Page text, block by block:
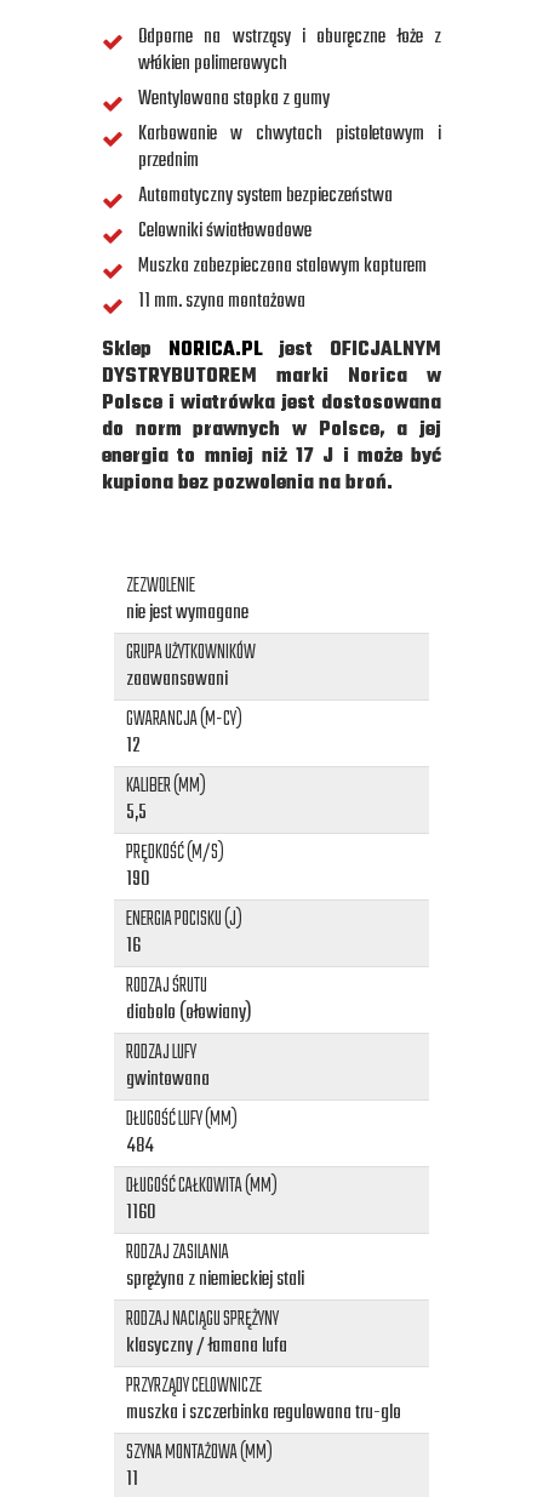
Odporne na wstrząsy i oburęczne łoże z
włókien polimerowych
Wentylowana stopka z gumy
Karbowanie w chwytach pistoletowym i
przednim
Automatyczny system bezpieczeństwa
Celowniki światłowodowe
Muszka zabezpieczona stalowym kapturem
11 mm. szyna montażowa
Sklep NORICA.PLjest OFICJALNYM
DYSTRYBUTOREM marki Norica w
Polsce i wiatrówka jest dostosowana
do norm prawnych w Polsce, a jej
energia to mniej niż 17 J i może być
kupiona bez pozwolenia na broń.
ZEZWOLENIE
nie jest wymagane
GRUPA UŻYTKOWNIKÓW
zaawansowani
GWARANCJA (M-CY)
12
KALIBER (MM)
5,5
PRĘDKOŚĆ (M/S)
190
ENERGIA POCISKU (J)
16
RODZAJ ŚRUTU
diabolo (ołowiany)
RODZAJ LUFY
gwintowana
DŁUGOŚĆ LUFY (MM)
484
DŁUGOŚĆ CAŁKOWITA (MM)
1160
RODZAJ ZASILANIA
sprężyna z niemieckiej stali
RODZAJ NACIĄGU SPRĘŻYNY
klasyczny / łamana lufa
PRZYRZĄDY CELOWNICZE
muszka i szczerbinka regulowana tru-glo
SZYNA MONTAŻOWA (MM)
11